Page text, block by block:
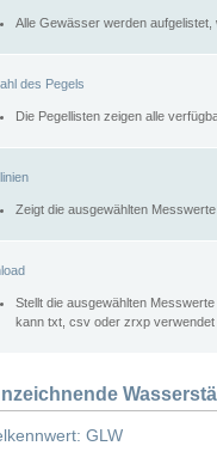
Alle Gewässer werden aufgelistet,
des Pegels
Die Pegellisten zeigen alle
Zeigt die ausgewählten
Stellt die ausgewählten
kann txt, csv oder zrxp verwendet
GLW